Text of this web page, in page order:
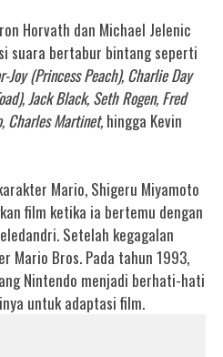
Horvath dan Michael Jelenic
suara bertabur bintang seperti
(Princess Peach), Charlie Day
Jack Black, Seth Rogen, Fred
Charles Martinet, hingga Kevin
Mario, Shigeru Miyamoto
film ketika ia bertemu dengan
Setelah kegagalan
Mario Bros. Pada tahun 1993,
Nintendo menjadi berhati-hati
untuk adaptasi film.